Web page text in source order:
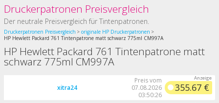
Druckerpatronen Preisvergleich
Der neutrale Preisvergleich für Tintenpatronen.
Druckerpatronen Preisvergleich
originale HP Druckerpatronen
HP Hewlett Packard 761 Tintenpatrone matt schwarz 775ml CM997A
HP Hewlett Packard 761 Tintenpatrone matt
schwarz 775ml CM997A
xitra24
Preis vom
07.08.2026
03:50:26
355.67 €